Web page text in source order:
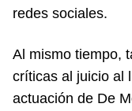
redes sociales.
Al mismo tiempo,
críticas al juicio al
actuación de De